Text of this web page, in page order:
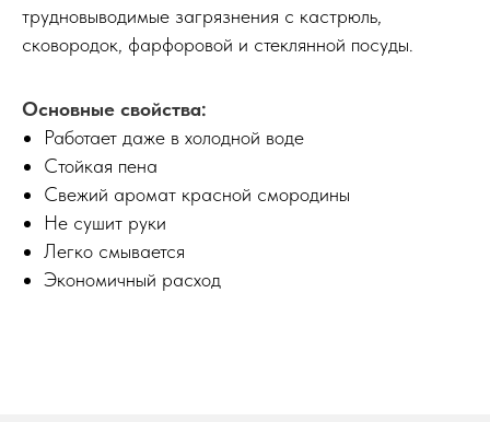
трудновыводимые загрязнения с кастрюль,
сковородок, фарфоровой и стеклянной посуды.
Основные свойства:
Работает даже в холодной воде
Стойкая пена
Свежий аромат красной смородины
Не сушит руки
Легко смывается
Экономичный расход